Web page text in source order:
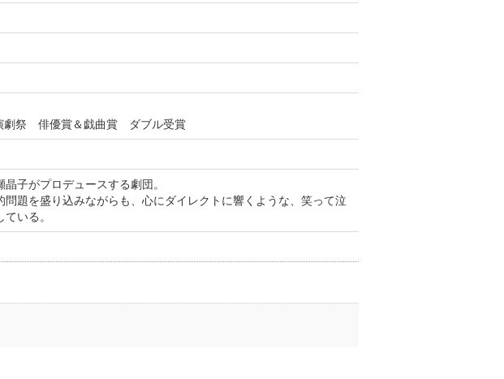
劇祭 俳優賞＆戯曲賞 ダブル受賞
子がプロデュースする劇団。
題を盛り込みながらも、心にダイレクトに響くような、笑って泣
いる。